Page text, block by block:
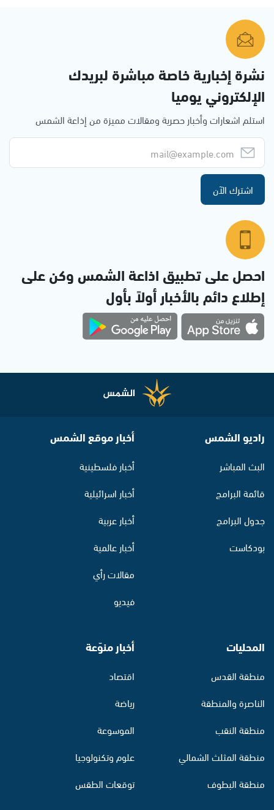
نشرة إخبارية خاصة مباشرة لبريدك
الإلكتروني يوميا
استلم اشعارات وأخبار حصرية ومقالات مميزة من إذاعة الشمس
اشترك الآن
احصل على تطبيق اذاعة الشمس وكن على
إطلاع دائم بالأخبار أولاً بأول
راديو الشمس
البث المباشر
قائمة البرامج
جدول البرامج
بودكاست
أخبار موقع الشمس
أخبار فلسطينية
أخبار اسرائيلية
أخبار عربية
أخبار عالمية
مقالات رأي
فيديو
المحليات
منطقة القدس
الناصرة والمنطقة
منطقة النقب
منطقة المثلث الشمالي
منطقة البطوف
أخبار منوّعة
اقتصاد
رياضة
الموسوعة
علوم وتكنولوجيا
توقعات الطقس